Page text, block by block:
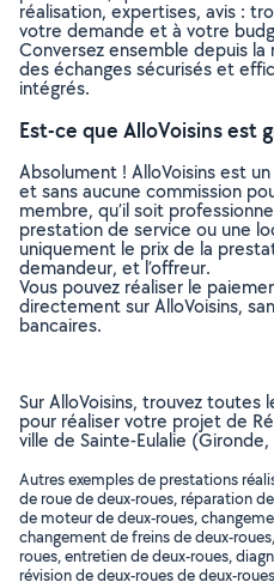
réalisation, expertises, avis :
votre demande et à votre
Conversez ensemble depuis la
des échanges sécurisés et
intégrés.
Est-ce que AlloVoisins est
Absolument ! AlloVoisins est
et sans aucune commission
membre, qu’il soit
prestation de service ou une
uniquement le prix de la
demandeur, et l’offreur.
Vous pouvez réaliser le
directement sur AlloVoisins,
bancaires.
Sur AlloVoisins, trouvez toutes
pour réaliser votre projet de
ville de Sainte-Eulalie
Autres exemples de prestations
de roue de deux-roues, réparation
de moteur de deux-roues,
changement de freins de deux-
roues, entretien de deux-roues,
révision de deux-roues de deux-